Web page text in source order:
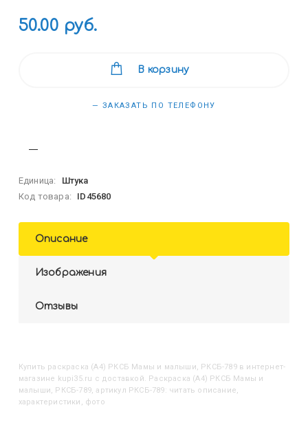
50.00 руб.
В корзину
— ЗАКАЗАТЬ ПО ТЕЛЕФОНУ
Единица:
Штука
Код товара:
ID45680
Описание
Изображения
Отзывы
Купить Раскраска (А4) РКСБ Мамы и малыши, РКСБ-789в интернет-
магазине kupi35.ru с доставкой. Раскраска (А4) РКСБ Мамы и
малыши, РКСБ-789, артикул РКСБ-789: читать описание,
характеристики, фото